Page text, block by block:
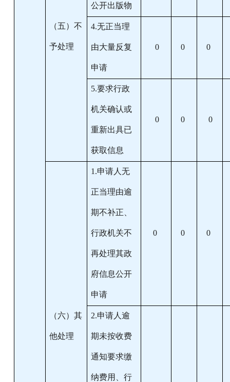
（五）不
予处理
公开出版物
4.无正当理
由大量反复
申请
0 0 0
5.要求行政
机关确认或
重新出具已
获取信息
0 0 0
（六）其
他处理
1.申请人无
正当理由逾
期不补正、
行政机关不
再处理其政
府信息公开
申请
0 0 0
2.申请人逾
期未按收费
通知要求缴
纳费用、行